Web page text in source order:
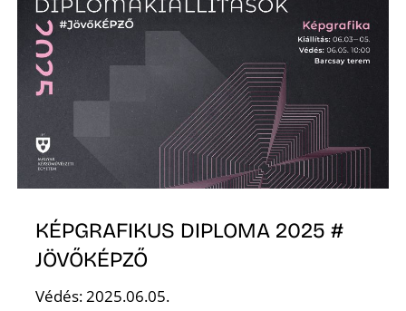
KÉPGRAFIKUS DIPLOMA 2025 #
JÖVŐKÉPZŐ
Védés: 2025.06.05.